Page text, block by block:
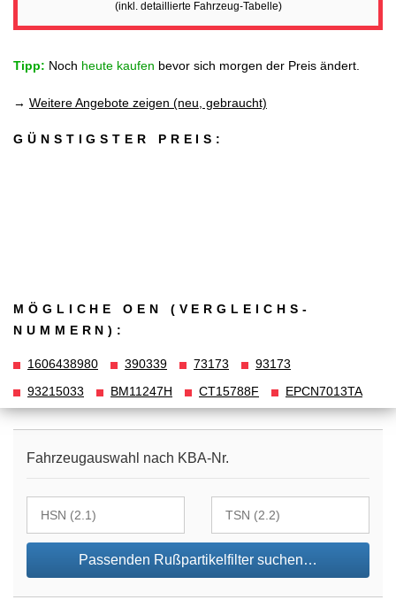
(inkl. detaillierte Fahrzeug-Tabelle)
Tipp: Noch heute kaufen bevor sich morgen der Preis ändert.
→ Weitere Angebote zeigen (neu, gebraucht)
GÜNSTIGSTER PREIS:
MÖGLICHE OEN (VERGLEICHS­
NUMMERN):
1606438980 390339 73173
93173
93215033
BM11247H CT15788F EPCN7013TA
Fahrzeugauswahl nach KBA-Nr.
Passenden Rußpartikelfilter suchen…